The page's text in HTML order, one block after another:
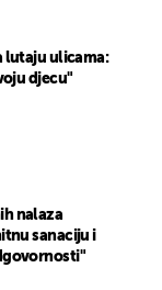
lutaju ulicama:
djecu"
nalaza
sanaciju i